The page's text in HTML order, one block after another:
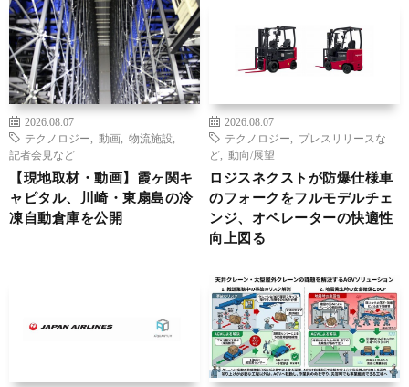
2026.08.07
テクノロジー
動画 物流施設
記者会見など
【現地取材・動画】霞ヶ関キ
ャピタル、川崎・東扇島の冷
凍自動倉庫を公開
2026.08.07
テクノロジー
プレスリリースな
ど
動向/展望
ロジスネクストが防爆仕様車
のフォークをフルモデルチェ
ンジ、オペレーターの快適性
向上図る